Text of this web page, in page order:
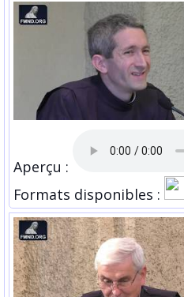
Aperçu :
Formats disponibles :